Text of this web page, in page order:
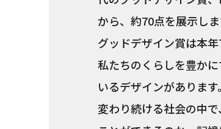
から、約70点を展示しま
グッドデザイン賞は本
私たちのくらしを豊か
いるデザインがあります。
変わり続ける社会の中